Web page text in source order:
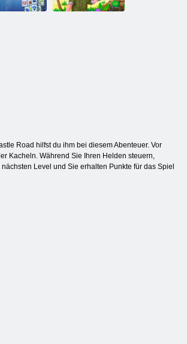
Road hilfst du ihm bei diesem Abenteuer. Vor
Kacheln. Während Sie Ihren Helden steuern,
Level und Sie erhalten Punkte für das Spiel